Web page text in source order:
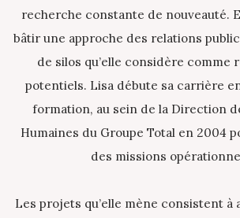
recherche constante de nouveauté.
bâtir une approche des relations
de silos qu’elle considère comme
potentiels. Lisa débute sa carrière
formation, au sein de la Direction
Humaines du Groupe Total en 2004
des missions
Les projets qu’elle mène consistent à